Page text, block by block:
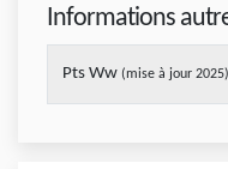
Informations
Pts Ww (mise à jour 2025)